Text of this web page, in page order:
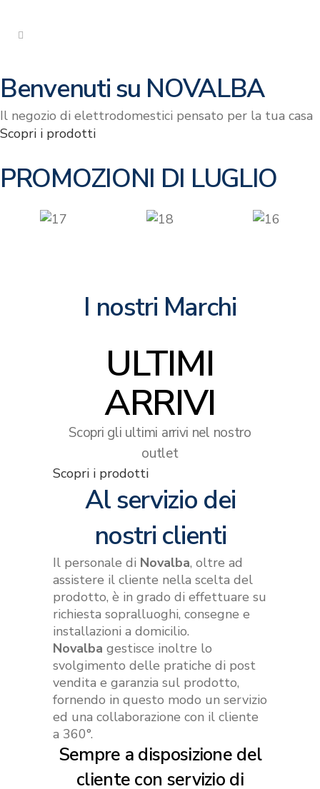
Benvenuti su NOVALBA
Il negozio di elettrodomestici pensato per la tua casa
Scopri i prodotti
PROMOZIONI DI LUGLIO
I nostri Marchi
ULTIMI
ARRIVI
Scopri gli ultimi arrivi nel nostro
outlet
Scopri i prodotti
Al servizio dei
nostri clienti
Il personale di Novalba, oltre ad
assistere il cliente nella scelta del
prodotto, è in grado di effettuare su
richiesta sopralluoghi, consegne e
installazioni a domicilio.
Novalba gestisce inoltre lo
svolgimento delle pratiche di post
vendita e garanzia sul prodotto,
fornendo in questo modo un servizio
ed una collaborazione con il cliente
a 360°.
Sempre a disposizione del
cliente con servizio di